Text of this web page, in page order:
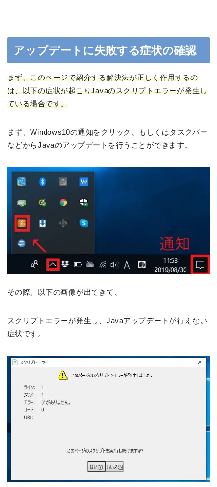
アップデートに失敗する症状の確認
まず、このページで紹介する解決法が正しく作用するの
は、以下の症状が起こりJavaのスクリプトエラーが発生し
ている場合です。
まず、Windows10の通知をクリック、もしくはタスクバー
などからJavaのアップデートを行うことができます。
その際、以下の画像が出てきて、
スクリプトエラーが発生し、Javaアップデートが行えない
症状です。